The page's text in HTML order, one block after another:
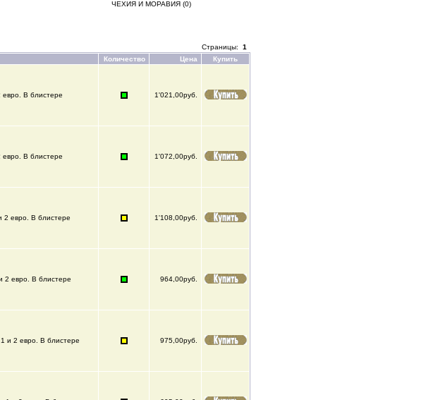
ЧЕХИЯ И МОРАВИЯ (0)
Страницы: 1
Количество Цена Купить
В блистере 1'021,00руб.
В блистере 1'072,00руб.
2 евро. В блистере 1'108,00руб.
2 евро. В блистере 964,00руб.
и 2 евро. В блистере 975,00руб.